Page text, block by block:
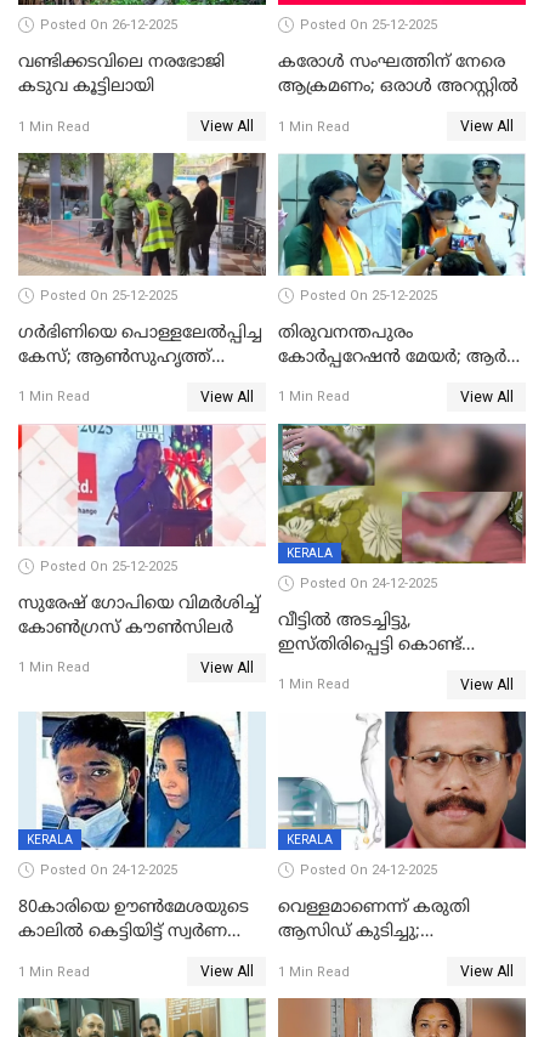
Posted On 26-12-2025
വണ്ടിക്കടവിലെ നരഭോജി
കടുവ കൂട്ടിലായി
1 Min Read View All
Posted On 25-12-2025
കരോള്‍ സംഘത്തിന് നേരെ
ആക്രമണം; ഒരാള്‍ അറസ്റ്റില്‍
1 Min Read View All
Posted On 25-12-2025
ഗര്‍ഭിണിയെ പൊള്ളലേല്‍പ്പിച്ച
കേസ്; ആണ്‍സുഹൃത്ത്
1 Min Read View All
Posted On 25-12-2025
തിരുവനന്തപുരം
കോര്‍പ്പറേഷന്‍ മേയർ; ആര്‍
1 Min Read View All
Posted On 25-12-2025
സുരേഷ് ഗോപിയെ വിമര്‍ശിച്ച്
കോണ്‍ഗ്രസ് കൗണ്‍സിലര്‍
1 Min Read View All
KERALA
Posted On 24-12-2025
വീട്ടിൽ അടച്ചിട്ടു,
ഇസ്തിരിപ്പെട്ടി കൊണ്ട്
ഗർഭിണിയായ യുവതിക്ക് ക്രൂര
1 Min Read View All
KERALA
Posted On 24-12-2025
80കാരിയെ ഊൺമേശയുടെ
കാലിൽ കെട്ടിയിട്ട് സ്വർണവും
കൊച്ചുമകനും സുഹൃത്തും
അറസ്റ്റിൽ
1 Min Read View All
KERALA
Posted On 24-12-2025
വെള്ളമാണെന്ന് കരുതി
ആസിഡ് കുടിച്ചു;
മരിച്ചു
1 Min Read View All